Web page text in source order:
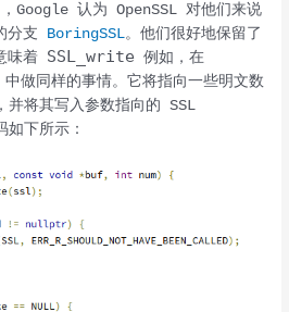
Google 认为 OpenSSL 对他们来说
分支
BoringSSL。他们很好地保留了
味着 SSL_write 例如，在
做同样的事情。它将指向一些明文数
并将其写入参数指向的 SSL
如下所示：